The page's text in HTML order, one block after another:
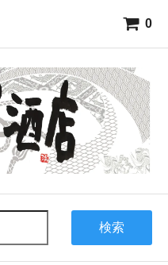
0
検索